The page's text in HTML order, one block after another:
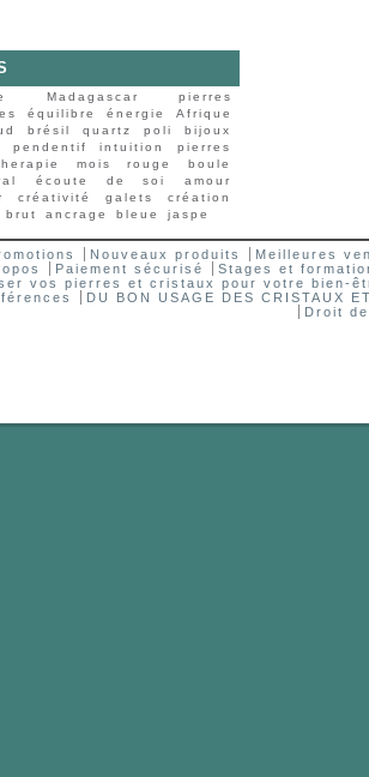
Madagascar
pierres
équilibre énergie
Afrique
brésil quartz poli
bijoux
pendentif intuition
pierres
mois rouge
boule
écoute de soi
amour
créativité galets
création
brut ancrage bleue jaspe
Nouveaux produits
Meilleures
Paiement sécurisé
Stages et
vos pierres et cristaux pour votre bien-
DU BON USAGE DES CRISTAUX
Droit